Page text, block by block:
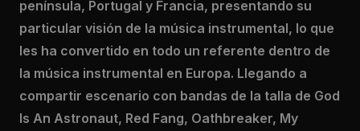
península, Portugal y Francia, presentando su
particular visión de la música instrumental, lo que
les ha convertido en todo un referente dentro de
la música instrumental en Europa. Llegando a
compartir escenario con bandas de la talla de God
Is An Astronaut, Red Fang, Oathbreaker, My